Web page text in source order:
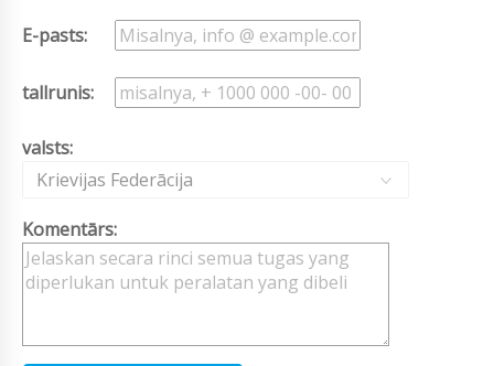
E-pasts:
tallrunis:
valsts:
Krievijas Federācija
Komentārs: